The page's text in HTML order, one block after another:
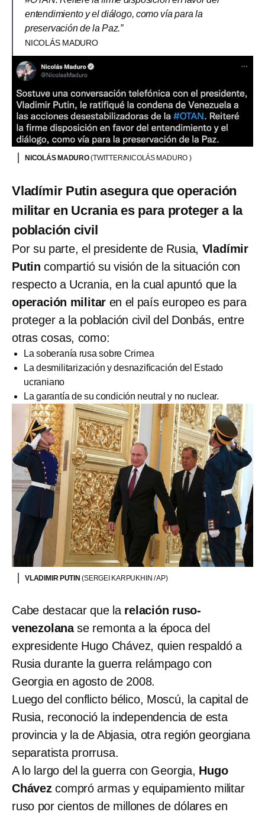
entendimiento y el diálogo, como vía para la
preservación de la Paz.”
NICOLÁS MADURO
NICOLÁS MADURO(TWITTER/NICOLÁS MADURO )
Vladímir Putin asegura que operación
militar en Ucrania es para proteger a la
población civil
Por su parte, el presidente de Rusia, Vladímir
Putincompartió su visión de la situación con
respecto a Ucrania, en la cual apuntó que la
operación militar en el país europeo es para
proteger a la población civil del Donbás, entre
otras cosas, como:
La soberanía rusa sobre Crimea
La desmilitarización y desnazificación del Estado
ucraniano
La garantía de su condición neutral y no nuclear.
VLADIMIR PUTIN(SERGEI KARPUKHIN / AP)
Cabe destacar que la relación ruso-
venezolanase remonta a la época del
expresidente Hugo Chávez, quien respaldó a
Rusia durante la guerra relámpago con
Georgia en agosto de 2008.
Luego del conflicto bélico, Moscú, la capital de
Rusia, reconoció la independencia de esta
provincia y la de Abjasia, otra región georgiana
separatista prorrusa.
A lo largo del la guerra con Georgia, Hugo
Chávezcompró armas y equipamiento militar
ruso por cientos de millones de dólares en